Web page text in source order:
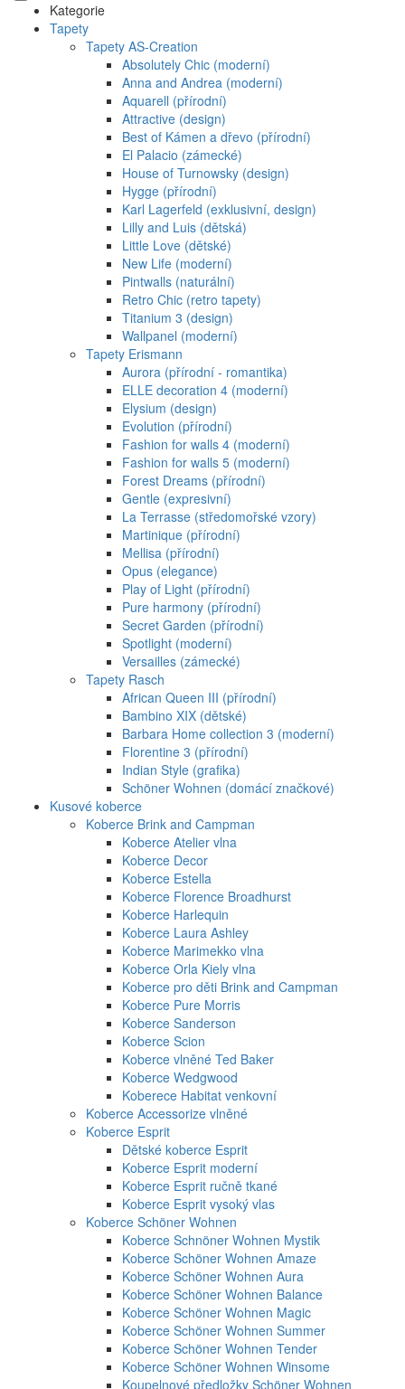
Kategorie
Tapety
Tapety AS-Creation
Absolutely Chic (moderní)
Anna and Andrea (moderní)
Aquarell (přírodní)
Attractive (design)
Best of Kámen a dřevo (přírodní)
El Palacio (zámecké)
House of Turnowsky (design)
Hygge (přírodní)
Karl Lagerfeld (exklusivní, design)
Lilly and Luis (dětská)
Little Love (dětské)
New Life (moderní)
Pintwalls (naturální)
Retro Chic (retro tapety)
Titanium 3 (design)
Wallpanel (moderní)
Tapety Erismann
Aurora (přírodní - romantika)
ELLE decoration 4 (moderní)
Elysium (design)
Evolution (přírodní)
Fashion for walls 4 (moderní)
Fashion for walls 5 (moderní)
Forest Dreams (přírodní)
Gentle (expresivní)
La Terrasse (středomořské vzory)
Martinique (přírodní)
Mellisa (přírodní)
Opus (elegance)
Play of Light (přírodní)
Pure harmony (přírodní)
Secret Garden (přírodní)
Spotlight (moderní)
Versailles (zámecké)
Tapety Rasch
African Queen III (přírodní)
Bambino XIX (dětské)
Barbara Home collection 3 (moderní)
Florentine 3 (přírodní)
Indian Style (grafika)
Schöner Wohnen (domácí značkové)
Kusové koberce
Koberce Brink and Campman
Koberce Atelier vlna
Koberce Decor
Koberce Estella
Koberce Florence Broadhurst
Koberce Harlequin
Koberce Laura Ashley
Koberce Marimekko vlna
Koberce Orla Kiely vlna
Koberce pro děti Brink and Campman
Koberce Pure Morris
Koberce Sanderson
Koberce Scion
Koberce vlněné Ted Baker
Koberce Wedgwood
Koberece Habitat venkovní
Koberce Accessorize vlněné
Koberce Esprit
Dětské koberce Esprit
Koberce Esprit moderní
Koberce Esprit ručně tkané
Koberce Esprit vysoký vlas
Koberce Schöner Wohnen
Koberce Schnöner Wohnen Mystik
Koberce Schöner Wohnen Amaze
Koberce Schöner Wohnen Aura
Koberce Schöner Wohnen Balance
Koberce Schöner Wohnen Magic
Koberce Schöner Wohnen Summer
Koberce Schöner Wohnen Tender
Koberce Schöner Wohnen Winsome
Koupelnové předložky Schöner Wohnen